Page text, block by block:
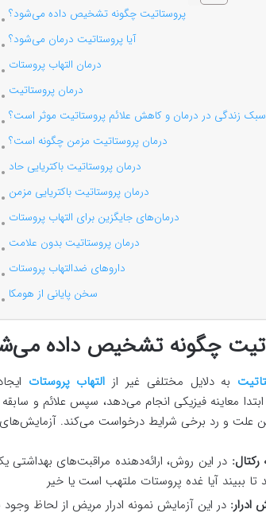
پروستاتیت چگونه تشخیص داده می‌شود؟
آیا پروستاتیت درمان می‌شود؟
درمان التهاب پروستات
درمان پروستاتیت
سبک زندگی در درمان و کاهش علائم پروستاتیت موثر است؟
درمان پروستاتیت مزمن چگونه است؟
درمان پروستاتیت باکتریایی حاد
درمان پروستاتیت باکتریایی مزمن
درمان‌های جایگزین برای التهاب پروستات
درمان پروستاتیت بدون علامت
داروهای ضدالتهاب پروستات
سخن پایانی از هومکا
چگونه تشخیص داده
به دلایل مختلفی غیر از التهاب پروستات
معاینه فیزیکی انجام می‌دهد، سپس علائم و
علت و رد برخی شرایط درخواست می‌کند.
رکتال: در این روش، ارائه‌دهنده مراقبت‌های
تا ببیند آیا غده پروستات ملتهب است یا خیر
ادرار: در این آزمایش نمونه ادرار مریض از لحاظ